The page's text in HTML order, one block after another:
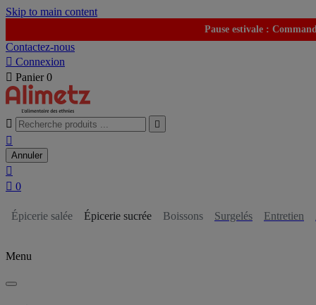
Skip to main content
Pause estivale :
Contactez-nous
 Connexion
 Panier 0
 

Annuler

 0
Épicerie salée Épicerie sucrée Boissons Surgelés Entretien
Menu